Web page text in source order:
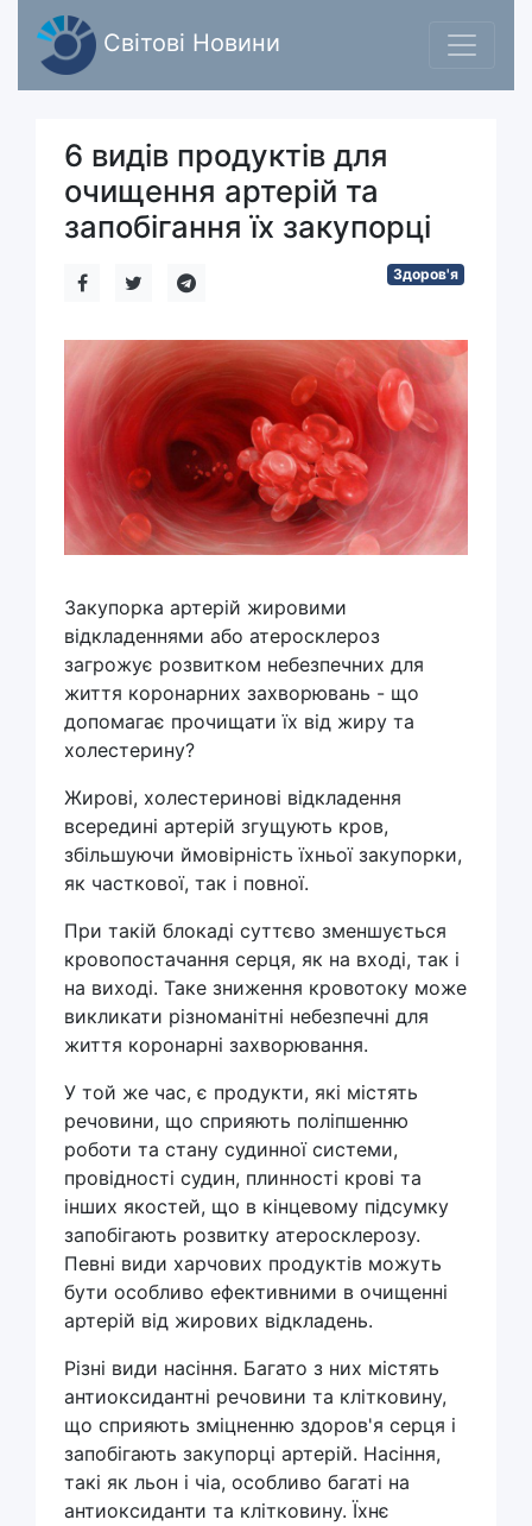
Світові Новини
6 видів продуктів для
очищення артерій та
запобігання їх закупорці
Здоров'я
Закупорка артерій жировими
відкладеннями або атеросклероз
загрожує розвитком небезпечних для
життя коронарних захворювань - що
допомагає прочищати їх від жиру та
холестерину?
Жирові, холестеринові відкладення
всередині артерій згущують кров,
збільшуючи ймовірність їхньої закупорки,
як часткової, так і повної.
При такій блокаді суттєво зменшується
кровопостачання серця, як на вході, так і
на виході. Таке зниження кровотоку може
викликати різноманітні небезпечні для
життя коронарні захворювання.
У той же час, є продукти, які містять
речовини, що сприяють поліпшенню
роботи та стану судинної системи,
провідності судин, плинності крові та
інших якостей, що в кінцевому підсумку
запобігають розвитку атеросклерозу.
Певні види харчових продуктів можуть
бути особливо ефективними в очищенні
артерій від жирових відкладень.
Різні види насіння. Багато з них містять
антиоксидантні речовини та клітковину,
що сприяють зміцненню здоров'я серця і
запобігають закупорці артерій. Насіння,
такі як льон і чіа, особливо багаті на
антиоксиданти та клітковину. Їхнє